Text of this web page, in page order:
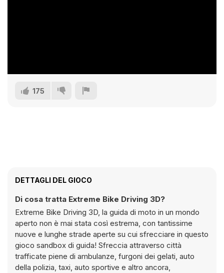
175
DETTAGLI DEL GIOCO
Di cosa tratta Extreme Bike Driving 3D?
Extreme Bike Driving 3D, la guida di moto in un mondo
aperto non è mai stata così estrema, con tantissime
nuove e lunghe strade aperte su cui sfrecciare in questo
gioco sandbox di guida! Sfreccia attraverso città
trafficate piene di ambulanze, furgoni dei gelati, auto
della polizia, taxi, auto sportive e altro ancora,